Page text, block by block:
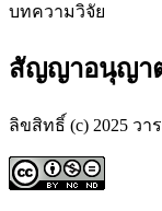
บทความวิจัย
สัญญาอนุญา
ลิขสิทธิ์ (c) 2025 วา